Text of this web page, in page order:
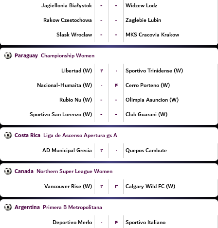
Jagiellonia Białystok
- -
Widzew Lodz
Rakow Czestochowa
- -
Zaglebie Lubin
Slask Wroclaw
- - MKS Cracovia Krakow
Paraguay Championship Women
Libertad (W)
۲ ۰
Sportivo Trinidense (W)
Nacional-Humaita (W)
۰ ۴
Cerro Porteno (W)
Rubio Nu (W)
- -
Olimpia Asuncion (W)
Sportivo San Lorenzo (W)
- - Club Guarani (W)
Costa Rica Liga de Ascenso Apertura gr. A
AD Municipal Grecia
۲ ۰ Quepos Cambute
Canada Northern Super League Women
Vancouver Rise (W)
۲ ۳ Calgary Wild FC (W)
Argentina Primera B Metropolitana
Deportivo Merlo
۰ ۴ Sportivo Italiano